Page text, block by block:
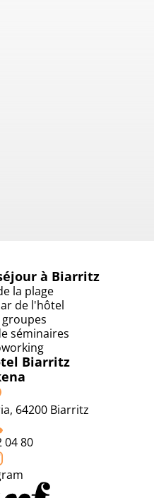
à Biarritz
la plage
de l'hôtel
séminaires
Biarritz
64200 Biarritz
04 80